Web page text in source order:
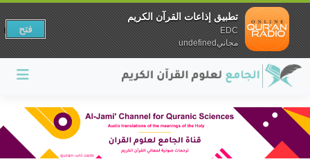
تطبيق إذاعات القرآن الكريم
EDC
مجانيundefined
فتح